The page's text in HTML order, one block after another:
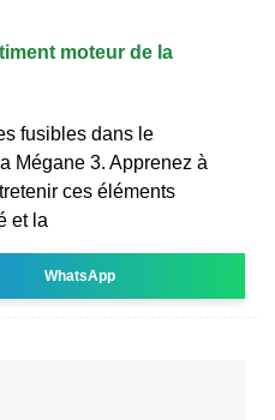
moteur de la
fusibles dans le
Mégane 3. Apprenez à
ces éléments
et la
WhatsApp